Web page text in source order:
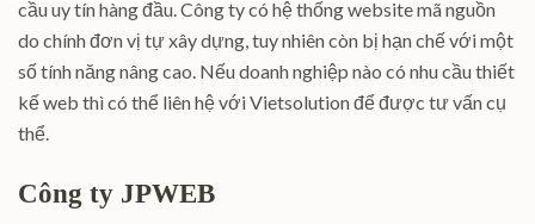
cầu uy tín hàng đầu. Công ty có hệ thống website mã nguồn
do chính đơn vị tự xây dựng, tuy nhiên còn bị hạn chế với một
số tính năng nâng cao. Nếu doanh nghiệp nào có nhu cầu thiết
kế web thì có thể liên hệ với Vietsolution để được tư vấn cụ
thể.
Công ty JPWEB